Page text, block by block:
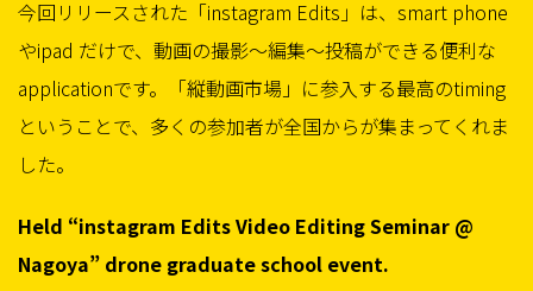
今回リリースされた「instagram Edits」は、smart phone
やipad だけで、動画の撮影〜編集〜投稿ができる便利な
applicationです。「縦動画市場」に参入する最高のtiming
ということで、多くの参加者が全国からが集まってくれま
した。
Held “instagram Edits Video Editing Seminar @
Nagoya” drone graduate school event.